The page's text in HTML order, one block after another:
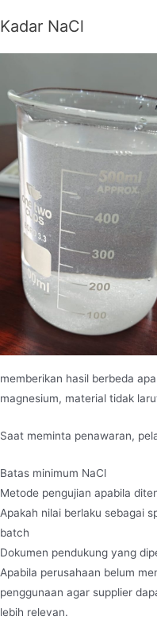
Kadar NaCl
memberikan hasil berbeda
magnesium, material tidak
Saat meminta penawaran,
Batas minimum NaCl
Metode pengujian apabila
Apakah nilai berlaku sebagai
batch
Dokumen pendukung yang
Apabila perusahaan belum
penggunaan agar supplier
lebih relevan.